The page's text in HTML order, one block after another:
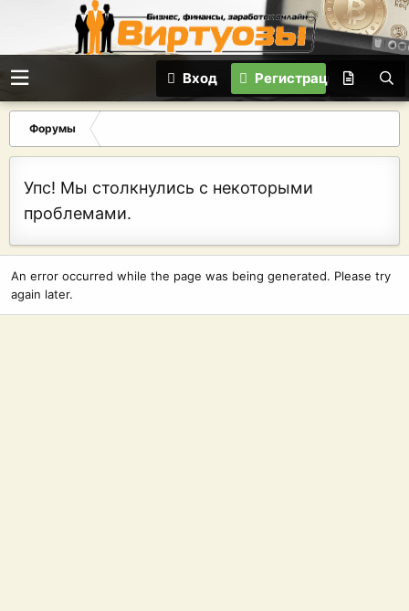
Вход Регистрация
Форумы
Упс! Мы столкнулись с некоторыми
проблемами.
An error occurred while the page was being generated. Please try
again later.